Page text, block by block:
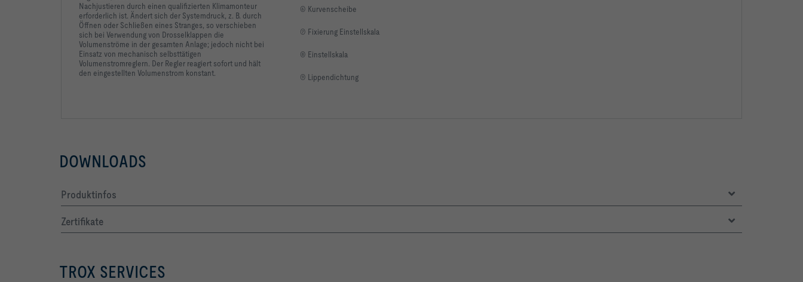
D2			Zubehör: beidseitig Lippendichtung
⑥ Kurvenscheibe
⑦ Fixierung Einstellskala
⑧ Einstellskala
⑨ Lippendichtung
Nachjustieren durch einen qualifizierten Klimamonteur
erforderlich ist. Ändert sich der Systemdruck, z. B. durch
Öffnen oder Schließen eines Stranges, so verschieben
sich bei Verwendung von Drosselklappen die
Volumenströme in der gesamten Anlage; jedoch nicht bei
Einsatz von mechanisch selbsttätigen
Volumenstromreglern. Der Regler reagiert sofort und hält
den eingestellten Volumenstrom konstant.
DOWNLOADS
Produktinfos
Zertifikate
TROX SERVICES